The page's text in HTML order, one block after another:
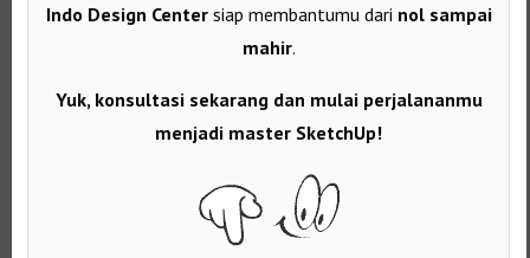
Indo Design Centersiap membantumu dari nol sampai
mahir.
Yuk, konsultasi sekarang dan mulai perjalananmu
menjadi master SketchUp!